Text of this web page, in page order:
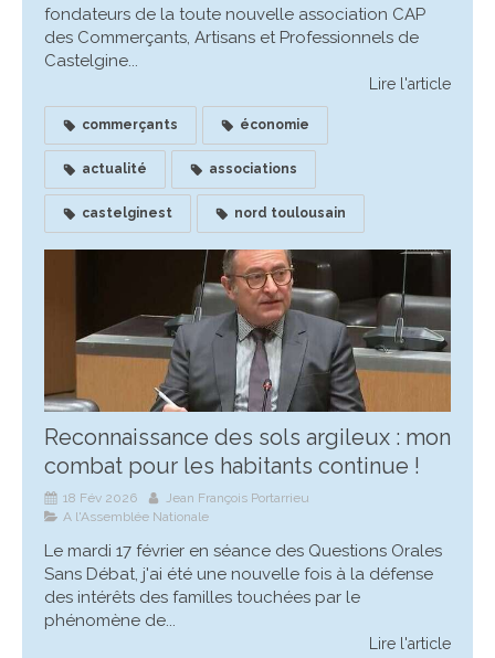
fondateurs de la toute nouvelle association CAP
des Commerçants, Artisans et Professionnels de
Castelgine...
Lire l'article
commerçants économie
actualité associations
castelginest nord toulousain
Reconnaissance des sols argileux : mon
combat pour les habitants continue !
18 Fév 2026
Jean François Portarrieu
A l'Assemblée Nationale
Le mardi 17 février en séance des Questions Orales
Sans Débat, j'ai été une nouvelle fois à la défense
des intérêts des familles touchées par le
phénomène de...
Lire l'article